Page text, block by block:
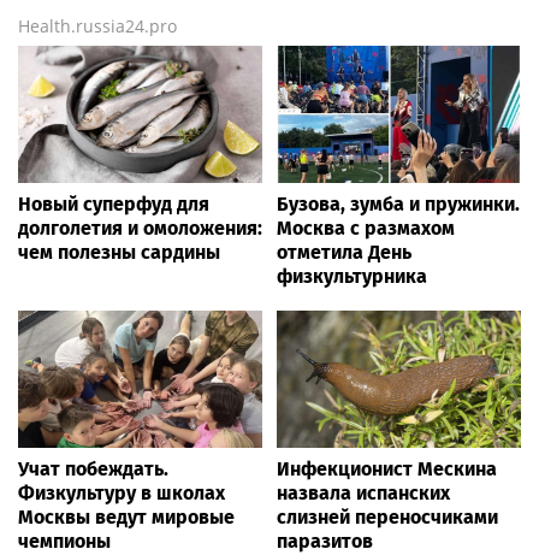
Health.russia24.pro
Новый суперфуд для
долголетия и омоложения:
чем полезны сардины
Бузова, зумба и пружинки.
Москва с размахом
отметила День
физкультурника
Учат побеждать.
Физкультуру в школах
Москвы ведут мировые
чемпионы
Инфекционист Мескина
назвала испанских
слизней переносчиками
паразитов